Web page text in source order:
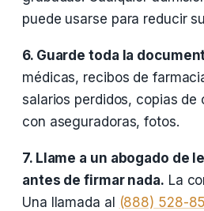
puede usarse para reducir
6. Guarde toda la
médicas, recibos de
salarios perdidos, copias de
con aseguradoras, fotos.
7. Llame a un abogado de
antes de firmar nada. La
Una llamada al (888) 528-